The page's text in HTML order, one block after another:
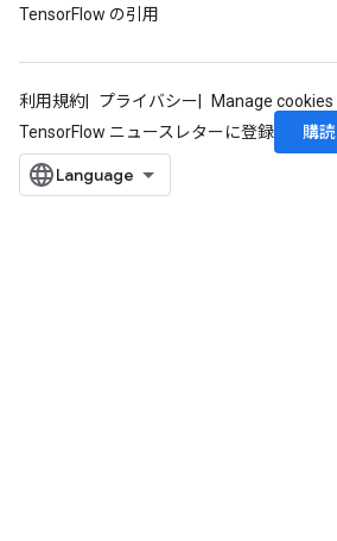
TensorFlow の引用
利用規約 プライバシー
Manage cookies
TensorFlow ニュースレターに登録
購読